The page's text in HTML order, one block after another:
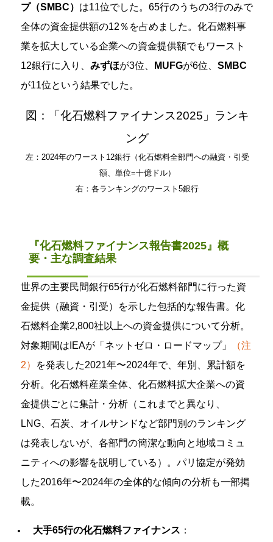
プ（SMBC） は11位でした。65行のうちの3行のみで
全体の資金提供額の12％を占めました。化石燃料事
業を拡大している企業への資金提供額でもワースト
12銀行に入り、 みずほが3位、 MUFGが6位、 SMBC
が11位という結果でした。
図：「化石燃料ファイナンス2025」ランキ
ング
左：2024年のワースト12銀行（化石燃料全部門への融資・引受
額、単位=十億ドル）
右：各ランキングのワースト5銀行
『化石燃料ファイナンス報告書2025』概
要・主な調査結果
世界の主要民間銀行65行が化石燃料部門に行った資
金提供（融資・引受）を示した包括的な報告書。化
石燃料企業2,800社以上への資金提供について分析。
対象期間はIEAが「ネットゼロ・ロードマップ」
（注
2）
を発表した2021年〜2024年で、年別、累計額を
分析。化石燃料産業全体、化石燃料拡大企業への資
金提供ごとに集計・分析（これまでと異なり、
LNG、石炭、オイルサンドなど部門別のランキング
は発表しないが、各部門の簡潔な動向と地域コミュ
ニティへの影響を説明している）。パリ協定が発効
した2016年〜2024年の全体的な傾向の分析も一部掲
載。
大手65行の化石燃料ファイナンス ：